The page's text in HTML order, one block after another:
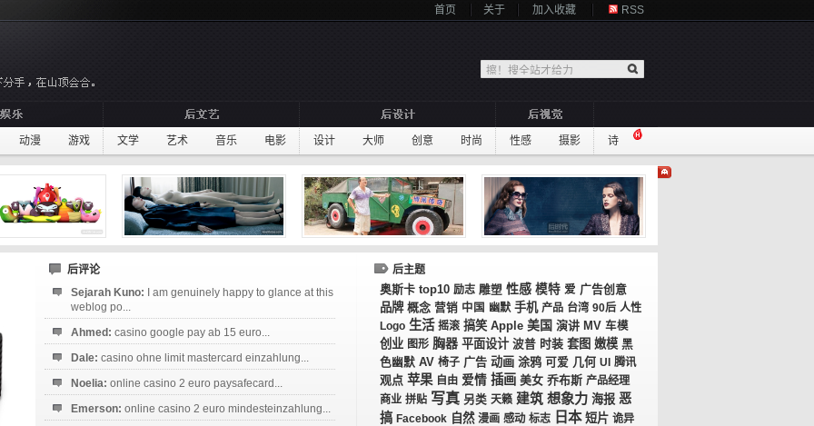
首页 关于 加入收藏 RSS
动漫 游戏 文学 艺术 音乐 电影 设计 大师 创意 时尚 性感 摄影 诗
后评论
Sejarah Kuno:
I am genuinely happy to glance at this
weblog po...
Ahmed: casino google pay ab 15 euro...
Dale: casino ohne limit mastercard einzahlung...
Noelia: online casino 2 euro paysafecard...
Emerson: online casino 2 euro mindesteinzahlung...
后主题
奥斯卡 top10 励志 雕塑 性感 模特 爱 广告创意
品牌 概念 营销 中国 幽默 手机 产品 台湾 90后 人性
Logo 生活 摇滚 搞笑 Apple 美国 演讲 MV 车模
创业 图形 胸器 平面设计 波普 时装 套图 嫩模 黑
色幽默 AV 椅子 广告 动画 涂鸦 可爱 几何 UI 腾讯
观点 苹果 自由 爱情 插画 美女 乔布斯 产品经理
商业 拼贴 写真 另类 天籁 建筑 想象力 海报 恶
搞 Facebook 自然 漫画 感动 标志 日本 短片 诡异